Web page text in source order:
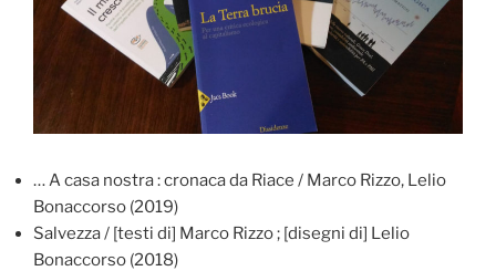
… A casa nostra : cronaca da Riace / Marco Rizzo, Lelio
Bonaccorso (2019)
Salvezza / [testi di] Marco Rizzo ; [disegni di] Lelio
Bonaccorso (2018)